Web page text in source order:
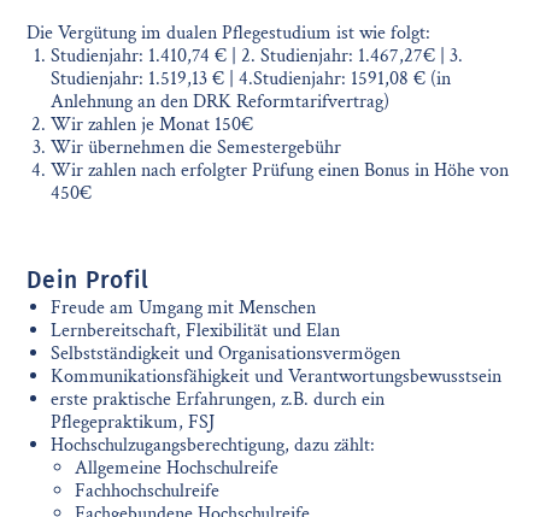
Die Vergütung im dualen Pflegestudium ist wie folgt:
Studienjahr: 1.410,74 € | 2. Studienjahr: 1.467,27€ | 3.
Studienjahr: 1.519,13 € | 4.Studienjahr: 1591,08 € (in
Anlehnung an den DRK Reformtarifvertrag)
Wir zahlen je Monat 150€
Wir übernehmen die Semestergebühr
Wir zahlen nach erfolgter Prüfung einen Bonus in Höhe von
450€
Dein Profil
Freude am Umgang mit Menschen
Lernbereitschaft, Flexibilität und Elan
Selbstständigkeit und Organisationsvermögen
Kommunikationsfähigkeit und Verantwortungsbewusstsein
erste praktische Erfahrungen, z.B. durch ein
Pflegepraktikum, FSJ
Hochschulzugangsberechtigung, dazu zählt:
Allgemeine Hochschulreife
Fachhochschulreife